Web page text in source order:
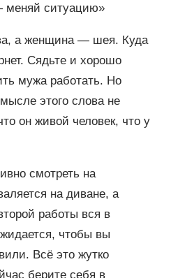
меняй ситуацию»
а женщина — шея. Куда
Сядьте и хорошо
мужа работать. Но
этого слова не
он живой человек, что у
смотреть на
на диване, а
работы вся в
чтобы вы
Всё это жутко
берите себя в